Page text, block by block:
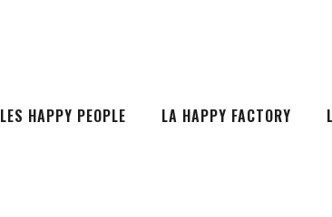
LES HAPPY PEOPLE LA HAPPY FACTORY